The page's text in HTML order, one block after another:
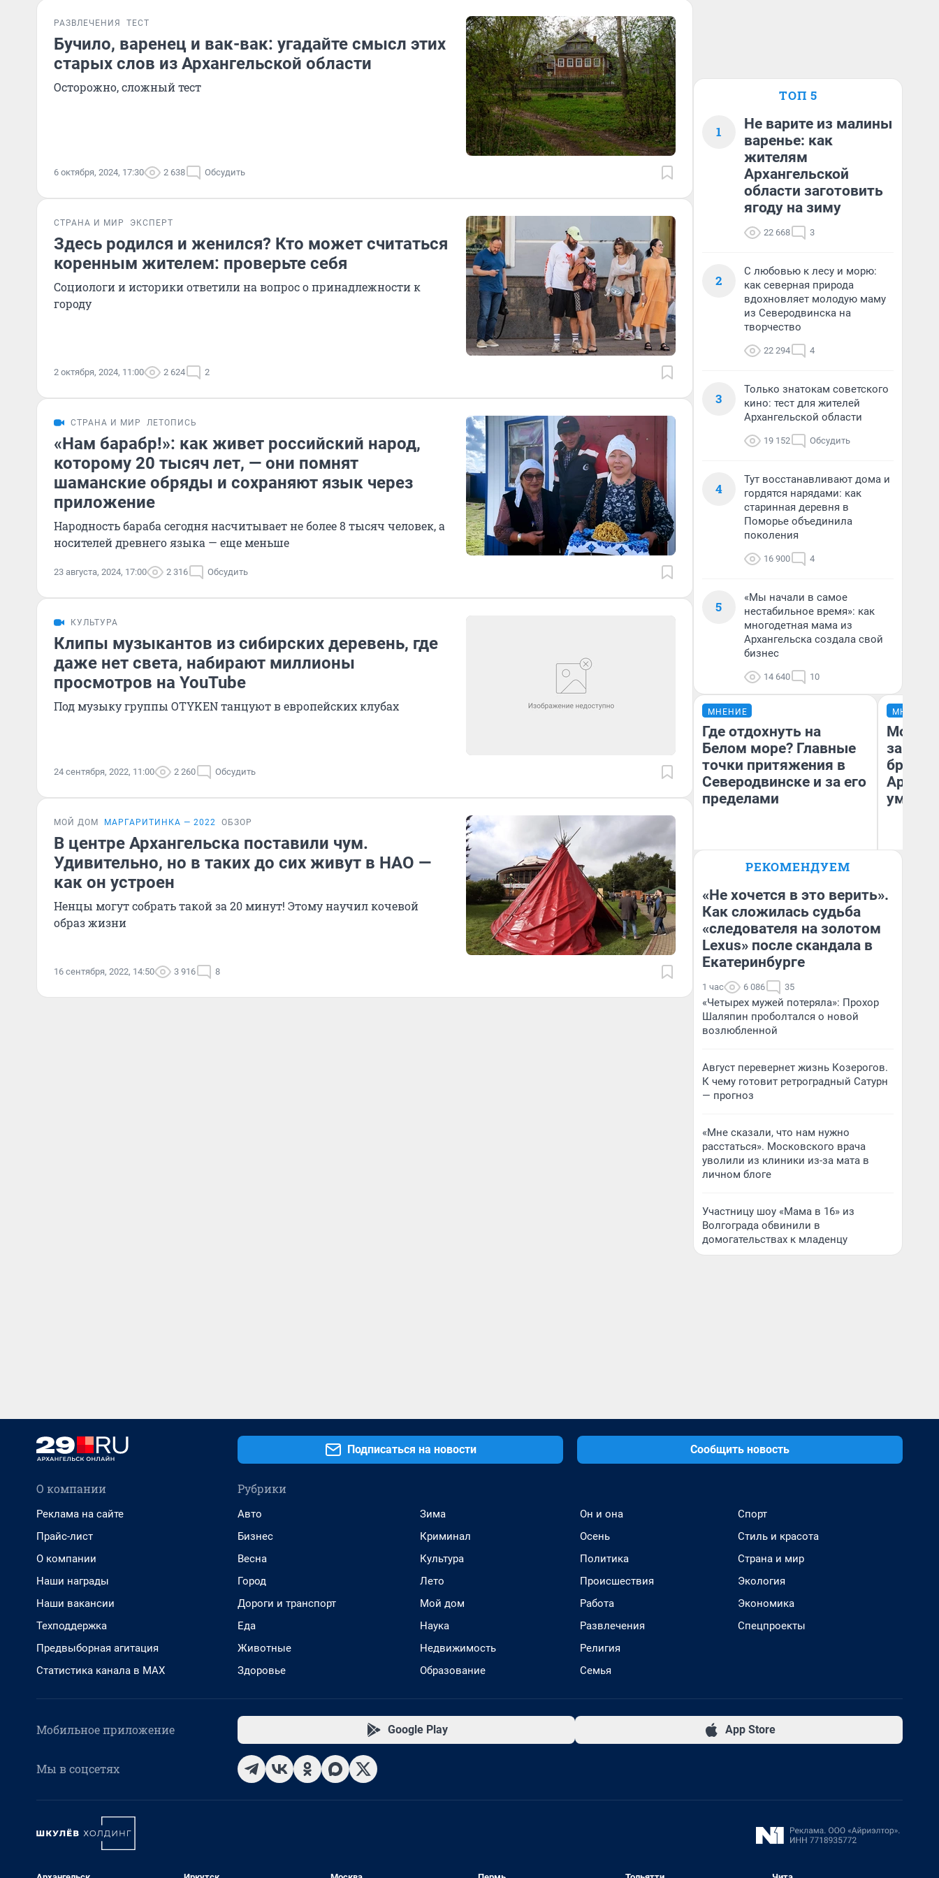
РАЗВЛЕЧЕНИЯ ТЕСТ
Бучило, варенец и вак-вак: угадайте смысл этих
старых слов из Архангельской области
Осторожно, сложный тест
6 октября, 2024, 17:30 2 638 Обсудить
СТРАНА И МИР ЭКСПЕРТ
Здесь родился и женился? Кто может считаться
коренным жителем: проверьте себя
Социологи и историки ответили на вопрос о принадлежности к
городу
2 октября, 2024, 11:00 2 624 2
СТРАНА И МИР ЛЕТОПИСЬ
«Нам барабр!»: как живет российский народ,
которому 20 тысяч лет, — они помнят
шаманские обряды и сохраняют язык через
приложение
Народность бараба сегодня насчитывает не более 8 тысяч человек, а
носителей древнего языка — еще меньше
23 августа, 2024, 17:00 2 316 Обсудить
КУЛЬТУРА
Клипы музыкантов из сибирских деревень, где
даже нет света, набирают миллионы
просмотров на YouTube
Под музыку группы OTYKEN танцуют в европейских клубах
24 сентября, 2022, 11:00 2 260 Обсудить
МОЙ ДОМ МАРГАРИТИНКА — 2022 ОБЗОР
В центре Архангельска поставили чум.
Удивительно, но в таких до сих живут в НАО —
как он устроен
Ненцы могут собрать такой за 20 минут! Этому научил кочевой
образ жизни
16 сентября, 2022, 14:50 3 916 8
ТОП 5
1
Не варите из малины
варенье: как
жителям
Архангельской
области заготовить
ягоду на зиму
22 668 3
2
С любовью к лесу и морю:
как северная природа
вдохновляет молодую маму
из Северодвинска на
творчество
22 294 4
3
Только знатокам советского
кино: тест для жителей
Архангельской области
19 152 Обсудить
4
Тут восстанавливают дома и
гордятся нарядами: как
старинная деревня в
Поморье объединила
поколения
16 900 4
5
«Мы начали в самое
нестабильное время»: как
многодетная мама из
Архангельска создала свой
бизнес
14 640 10
МНЕНИЕ
Где отдохнуть на
Белом море? Главные
точки притяжения в
Северодвинске и за его
пределами
Илья Кузубов
«Тайбола»
МНЕНИЕ
РЕКОМЕНДУЕМ
«Не хочется в это верить».
Как сложилась судьба
«следователя на золотом
Lexus» после скандала в
Екатеринбурге
1 час 6 086 35
«Четырех мужей потеряла»: Прохор
Шаляпин проболтался о новой
возлюбленной
Август перевернет жизнь Козерогов.
К чему готовит ретроградный Сатурн
— прогноз
«Мне сказали, что нам нужно
расстаться». Московского врача
уволили из клиники из-за мата в
личном блоге
Участницу шоу «Мама в 16» из
Волгограда обвинили в
домогательствах к младенцу
Подписаться на новости Сообщить новость
О компании
Реклама на сайте
Прайс-лист
О компании
Наши награды
Наши вакансии
Техподдержка
Предвыборная агитация
Статистика канала в MAX
Рубрики
Авто
Бизнес
Весна
Город
Дороги и транспорт
Еда
Животные
Здоровье
Зима
Криминал
Культура
Лето
Мой дом
Наука
Недвижимость
Образование
Он и она
Осень
Политика
Происшествия
Работа
Развлечения
Религия
Семья
Спорт
Стиль и красота
Страна и мир
Экология
Экономика
Спецпроекты
Мобильное приложение Google Play App Store
Мы в соцсетях